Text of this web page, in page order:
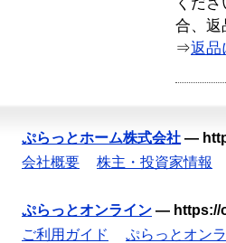
くだ
合、返
⇒返品
ぷらっとホーム株式会社 —
会社概要
株主・投資家情報
ぷらっとオンライン — https://
ご利用ガイド
ぷらっとオン